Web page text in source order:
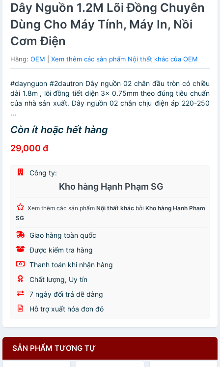
Dây Nguồn 1.2M Lõi Đồng Chuyên
Dùng Cho Máy Tính, Máy In, Nồi
Cơm Điện
Hãng: OEM Xem thêm các sản phẩm Nội thất khác của OEM
#daynguon #2dautron Dây nguồn 02 chân đầu tròn có chiều
dài 1.8m , lõi đồng tiết diện 3x 0.75mm theo đúng tiêu chuẩn
của nhà sản xuất. Dây nguồn 02 chân chịu điện áp 220-250
...
Còn ít hoặc hết hàng
29,000 đ
Công ty:
Kho hàng Hạnh Phạm SG
Xem thêm các sản phẩm Nội thất khác bởi Kho hàng Hạnh Phạm
SG
Giao hàng toàn quốc
Được kiểm tra hàng
Thanh toán khi nhận hàng
Chất lượng, Uy tín
7 ngày đổi trả dễ dàng
Hỗ trợ xuất hóa đơn đỏ
SẢN PHẨM TƯƠNG TỰ